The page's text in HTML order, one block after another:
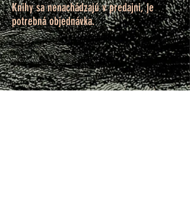
Knihy sa nenachádzajú v predajni, je
potrebná objednávka.